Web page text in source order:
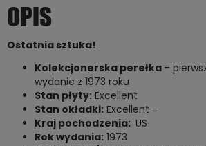
OPIS
Ostatnia sztuka!
Kolekcjonerska perełka –
wydanie z 1973 roku
Stan płyty: Excellent
Stan okładki: Excellent -
Kraj pochodzenia: US
Rok wydania: 1973